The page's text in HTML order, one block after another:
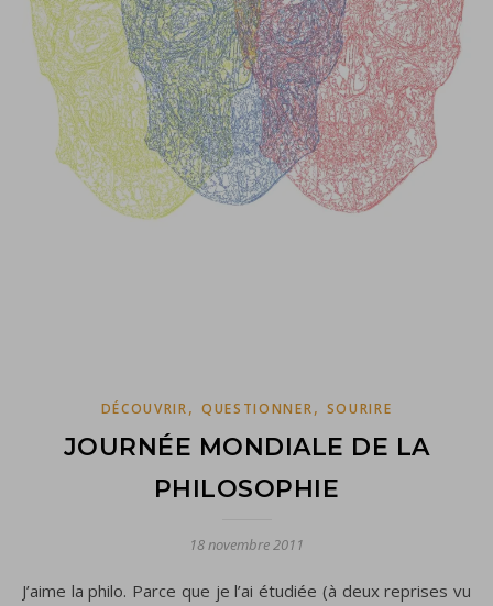
DÉCOUVRIR, QUESTIONNER, SOURIRE
JOURNÉE MONDIALE DE LA
PHILOSOPHIE
18 novembre 2011
J’aime la philo. Parce que je l’ai étudiée (à deux reprises vu